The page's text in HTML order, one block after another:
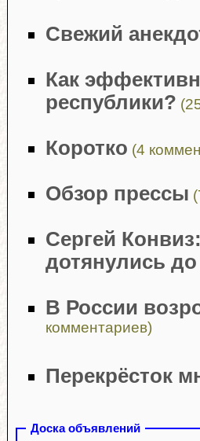
Свежий
Как
республики?
Коротко (4
Обзор прессы
Сергей
дотянулись
В России
комментариев)
Перекрёсток
Доска объявлений